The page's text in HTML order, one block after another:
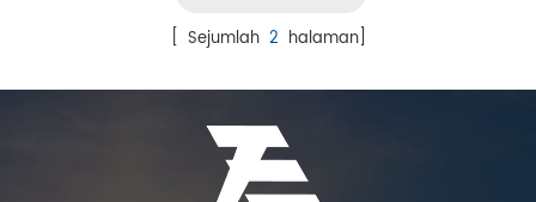
[ Sejumlah 2 halaman]